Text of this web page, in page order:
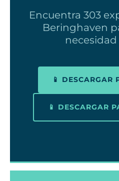
Encuentra 303
Beringhaven
📱 DESCARGAR
📱 DESCARGAR